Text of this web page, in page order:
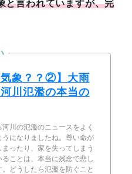
と言われていますが、完
気象？？②】大雨
川氾濫の本当の
河川の氾濫のニュースをよく
うになりましたね。尊い命が
まったり、家を失ってしまう
ることは、本当に残念で悲し
。どうしたら氾濫を防ぐこと